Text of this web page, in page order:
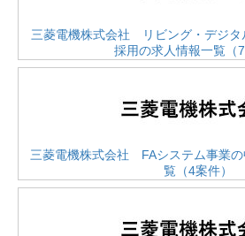
三菱電機株式会社 リビング・デジタ
採用の求人情報一覧（7
三菱電機株式会社 FAシステム事業の
覧（4案件）